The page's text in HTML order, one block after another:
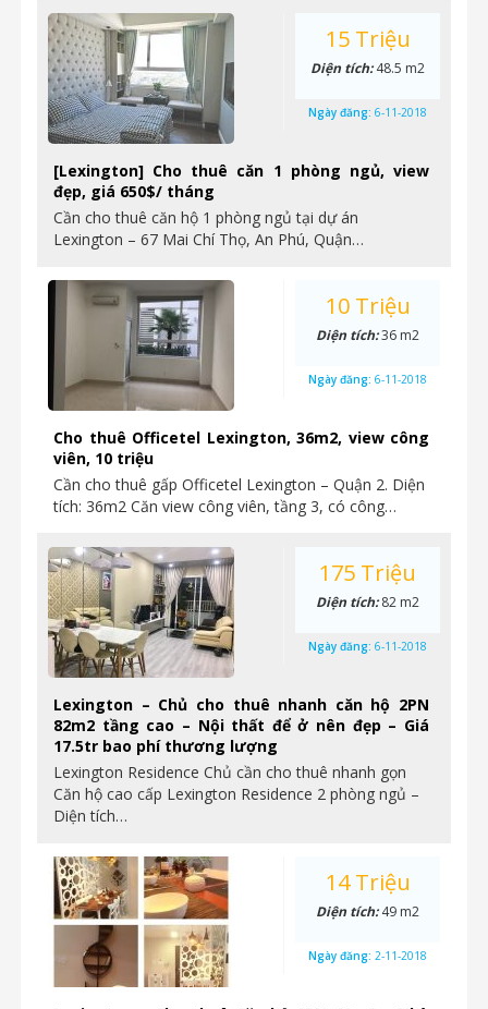
[Lexington] Cho thuê căn 1 phòng ngủ, view
đẹp, giá 650$/ tháng
Cần cho thuê căn hộ 1 phòng ngủ tại dự án
Lexington – 67 Mai Chí Thọ, An Phú, Quận…
15 Triệu
Diện tích:48.5 m2
Ngày đăng: 6-11-2018
Cho thuê Officetel Lexington, 36m2, view công
viên, 10 triệu
Cần cho thuê gấp Officetel Lexington – Quận 2. Diện
tích: 36m2 Căn view công viên, tầng 3, có công…
10 Triệu
Diện tích:36 m2
Ngày đăng: 6-11-2018
Lexington – Chủ cho thuê nhanh căn hộ 2PN
82m2 tầng cao – Nội thất để ở nên đẹp – Giá
17.5tr bao phí thương lượng
Lexington Residence Chủ cần cho thuê nhanh gọn
Căn hộ cao cấp Lexington Residence 2 phòng ngủ –
Diện tích…
175 Triệu
Diện tích:82 m2
Ngày đăng: 6-11-2018
14 Triệu
Diện tích:49 m2
Ngày đăng: 2-11-2018